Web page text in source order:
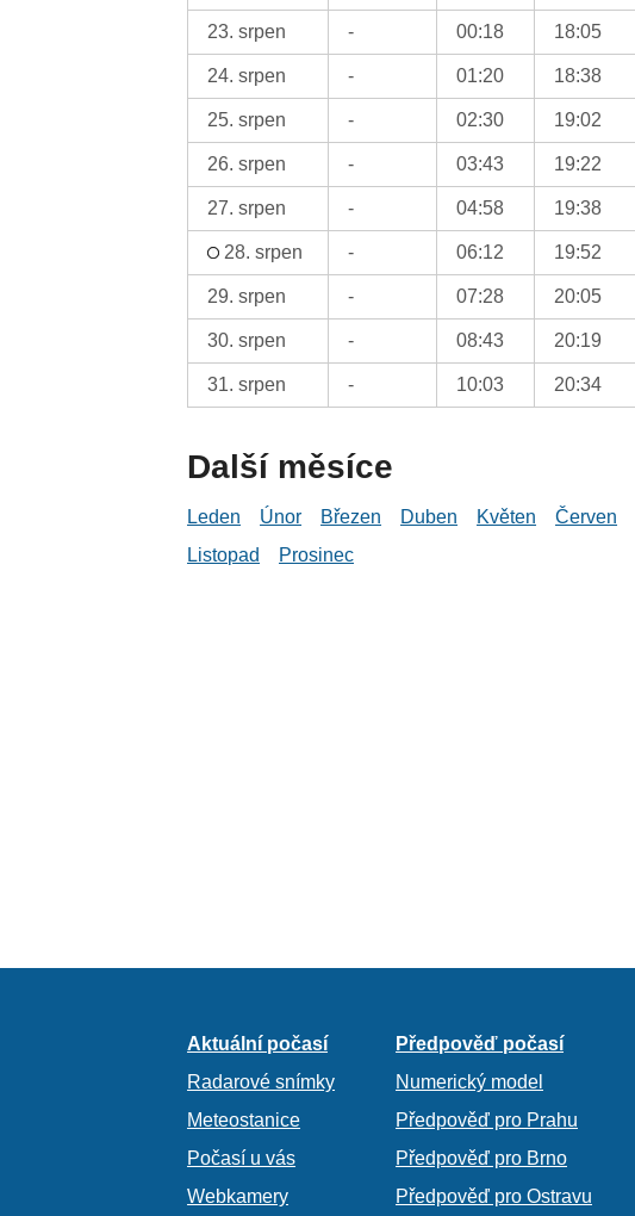
23. srpen - 00:18 18:05
24. srpen - 01:20 18:38
25. srpen - 02:30 19:02
26. srpen - 03:43 19:22
27. srpen - 04:58 19:38
28. srpen - 06:12 19:52
29. srpen - 07:28 20:05
30. srpen - 08:43 20:19
31. srpen - 10:03 20:34
Další měsíce
Leden Únor Březen Duben Květen Červen
Listopad
Prosinec
Aktuální počasí
Radarové snímky
Meteostanice
Počasí u vás
Webkamery
Předpověď počasí
Numerický model
Předpověď pro Prahu
Předpověď pro Brno
Předpověď pro Ostravu